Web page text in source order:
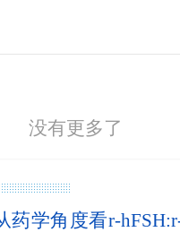
没有更多了
药学角度看r-